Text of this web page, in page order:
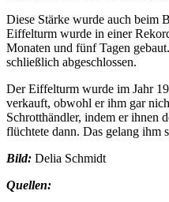
Diese Stärke wurde auch beim
Eiffelturm wurde in einer
Monaten und fünf Tagen
schließlich abgeschlossen.
Der Eiffelturm wurde im Jahr
verkauft, obwohl er ihm gar
Schrotthändler, indem er ihnen
flüchtete dann. Das gelang ihm
Bild: Delia Schmidt
Quellen: